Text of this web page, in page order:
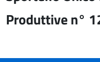
Produttive n°